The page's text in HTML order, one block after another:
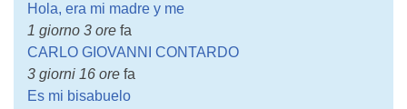
Hola, era mi madre y me
1 giorno 3 ore fa
CARLO GIOVANNI CONTARDO
3 giorni 16 ore fa
Es mi bisabuelo